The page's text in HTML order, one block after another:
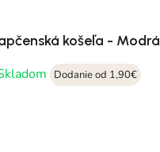
košeľa - Modrá
Dodanie od 1,90€